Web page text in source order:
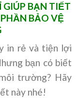
GIÚP BẠN TIẾT
BẢO VỆ
in rẻ và tiện lợi
bạn có biết
trường? Hãy
này nhé!